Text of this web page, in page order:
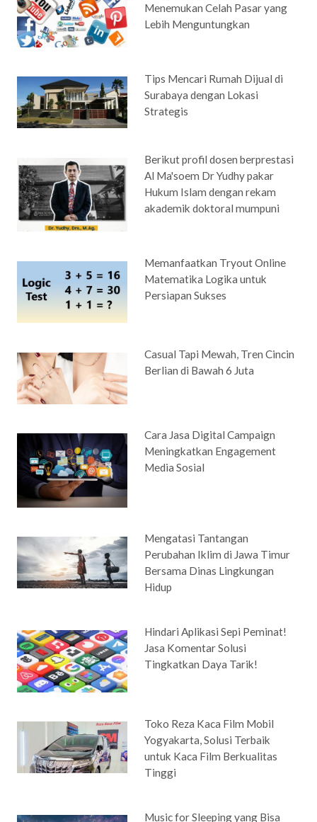
Menemukan Celah Pasar yang
Lebih Menguntungkan
Tips Mencari Rumah Dijual di
Surabaya dengan Lokasi
Strategis
Berikut profil dosen berprestasi
Al Ma'soem Dr Yudhy pakar
Hukum Islam dengan rekam
akademik doktoral mumpuni
Memanfaatkan Tryout Online
Matematika Logika untuk
Persiapan Sukses
Casual Tapi Mewah, Tren Cincin
Berlian di Bawah 6 Juta
Cara Jasa Digital Campaign
Meningkatkan Engagement
Media Sosial
Mengatasi Tantangan
Perubahan Iklim di Jawa Timur
Bersama Dinas Lingkungan
Hidup
Hindari Aplikasi Sepi Peminat!
Jasa Komentar Solusi
Tingkatkan Daya Tarik!
Toko Reza Kaca Film Mobil
Yogyakarta, Solusi Terbaik
untuk Kaca Film Berkualitas
Tinggi
Music for Sleeping yang Bisa